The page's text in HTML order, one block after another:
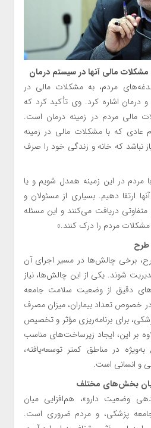
مالی آنها در سیستم درمان
مردم، به مشکلات مالی در
اشاره کرد. وی تأکید کرد که
مالی مردم در زمینه درمان است.
که با مشکلات مالی در زمینه
نباشد که خانه و زندگی خود را صرف
مردم در این زمینه همدل شویم و یا
ارتقا دهیم. بسیاری از مسئولان و
دریافت می‌کنند و این مسئله
مشکلات مردم را درک کنند.»
برخی چالش‌ها در مسیر اجرای آن
شوند. یکی از این چالش‌ها، نیاز
دقیق از وضعیت سلامت جامعه
خصوص تعداد بیماران، میزان مصرف
برای برنامه‌ریزی مؤثر و تخصیص
بر این، ایجاد زیرساخت‌های مناسب
در مناطق کمتر توسعه‌یافته،
و انسانی است.
میان بخش‌های مختلف
وضعیت دارو»، هم‌افزایی میان
پزشکی، و مردم ضروری است.